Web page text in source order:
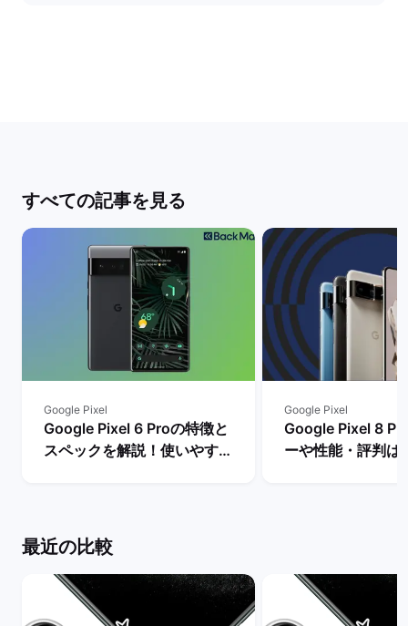
すべての記事を見る
Google Pixel
Google Pixel 6 Proの特徴と
スペックを解説！使いやすさ
Google Pixel
Google Pixel 8
ーや性能・評判は
最近の比較